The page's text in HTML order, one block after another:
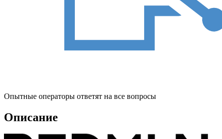
Опытные операторы ответят на все вопросы
Описание